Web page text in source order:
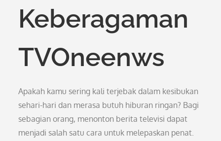
Keberagaman
TVOneenws
Apakah kamu sering kali terjebak dalam kesibukan
sehari-hari dan merasa butuh hiburan ringan? Bagi
sebagian orang, menonton berita televisi dapat
menjadi salah satu cara untuk melepaskan penat.